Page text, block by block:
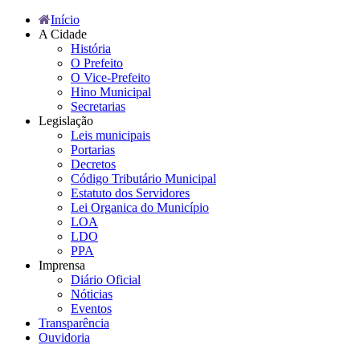
Início
A Cidade
História
O Prefeito
O Vice-Prefeito
Hino Municipal
Secretarias
Legislação
Leis municipais
Portarias
Decretos
Código Tributário Municipal
Estatuto dos Servidores
Lei Organica do Município
LOA
LDO
PPA
Imprensa
Diário Oficial
Nóticias
Eventos
Transparência
Ouvidoria